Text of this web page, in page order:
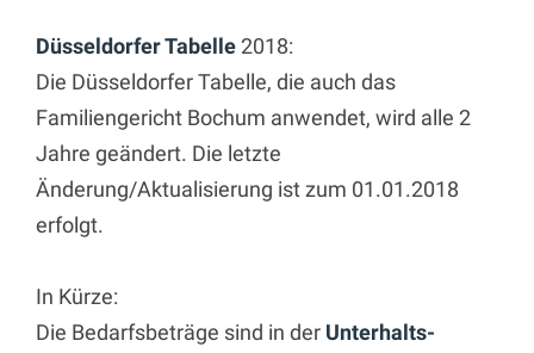
Düsseldorfer Tabelle2018:
Die Düsseldorfer Tabelle, die auch das
Familiengericht Bochum anwendet, wird alle 2
Jahre geändert. Die letzte
Änderung/Aktualisierung ist zum 01.01.2018
erfolgt.
In Kürze:
Die Bedarfsbeträge sind in der Unterhalts-